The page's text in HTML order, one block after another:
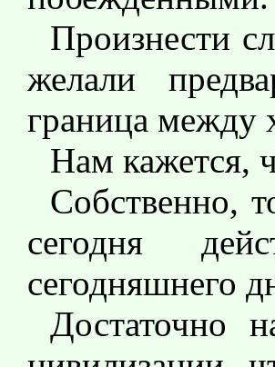
Произнести
желали
граница между
Нам кажется,
Собственно,
сегодня
сегодняшнего
Достаточно